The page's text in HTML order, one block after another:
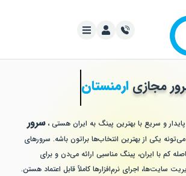
ارمنستان
با بهترین پینگ به ایران هستی ،سرور
بهترین انتخاب‌ها براتون باشه. سرورهای
پینگ مناسبی ارائه می‌دن و برای
اجرای نرم‌افزارها کاملاً قابل اعتماد هستن.